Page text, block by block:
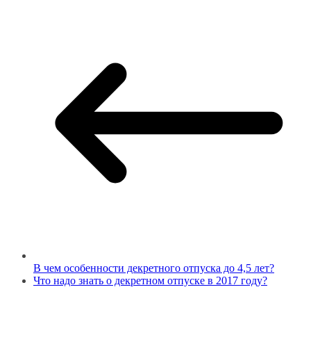
В чем особенности декретного отпуска до 4,5 лет?
Что надо знать о декретном отпуске в 2017 году?